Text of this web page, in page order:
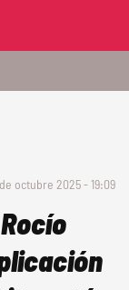
octubre 2025 - 19:09